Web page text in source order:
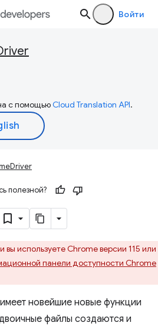
Войти
с помощьюCloud Translation API.
полезной?
вы используете Chrome версии 115 или
панели доступности Chrome
новейшие новые функции
файлы создаются и